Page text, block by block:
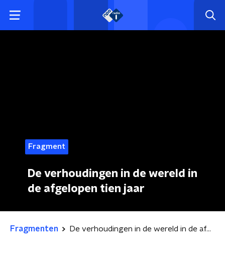
Fragment
De verhoudingen in de wereld in
de afgelopen tien jaar
Fragmenten De verhoudingen in de wereld in de afgelopen tien jaar